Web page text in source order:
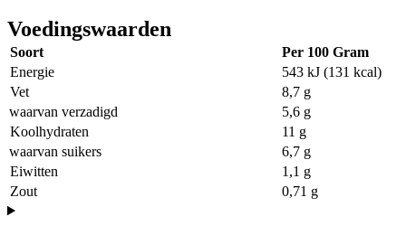
Voedingswaarden
Soort
Per 100 Gram
Energie
543 kJ (131 kcal)
Vet
8,7 g
waarvan verzadigd
5,6 g
Koolhydraten
11 g
waarvan suikers
6,7 g
Eiwitten
1,1 g
Zout
0,71 g